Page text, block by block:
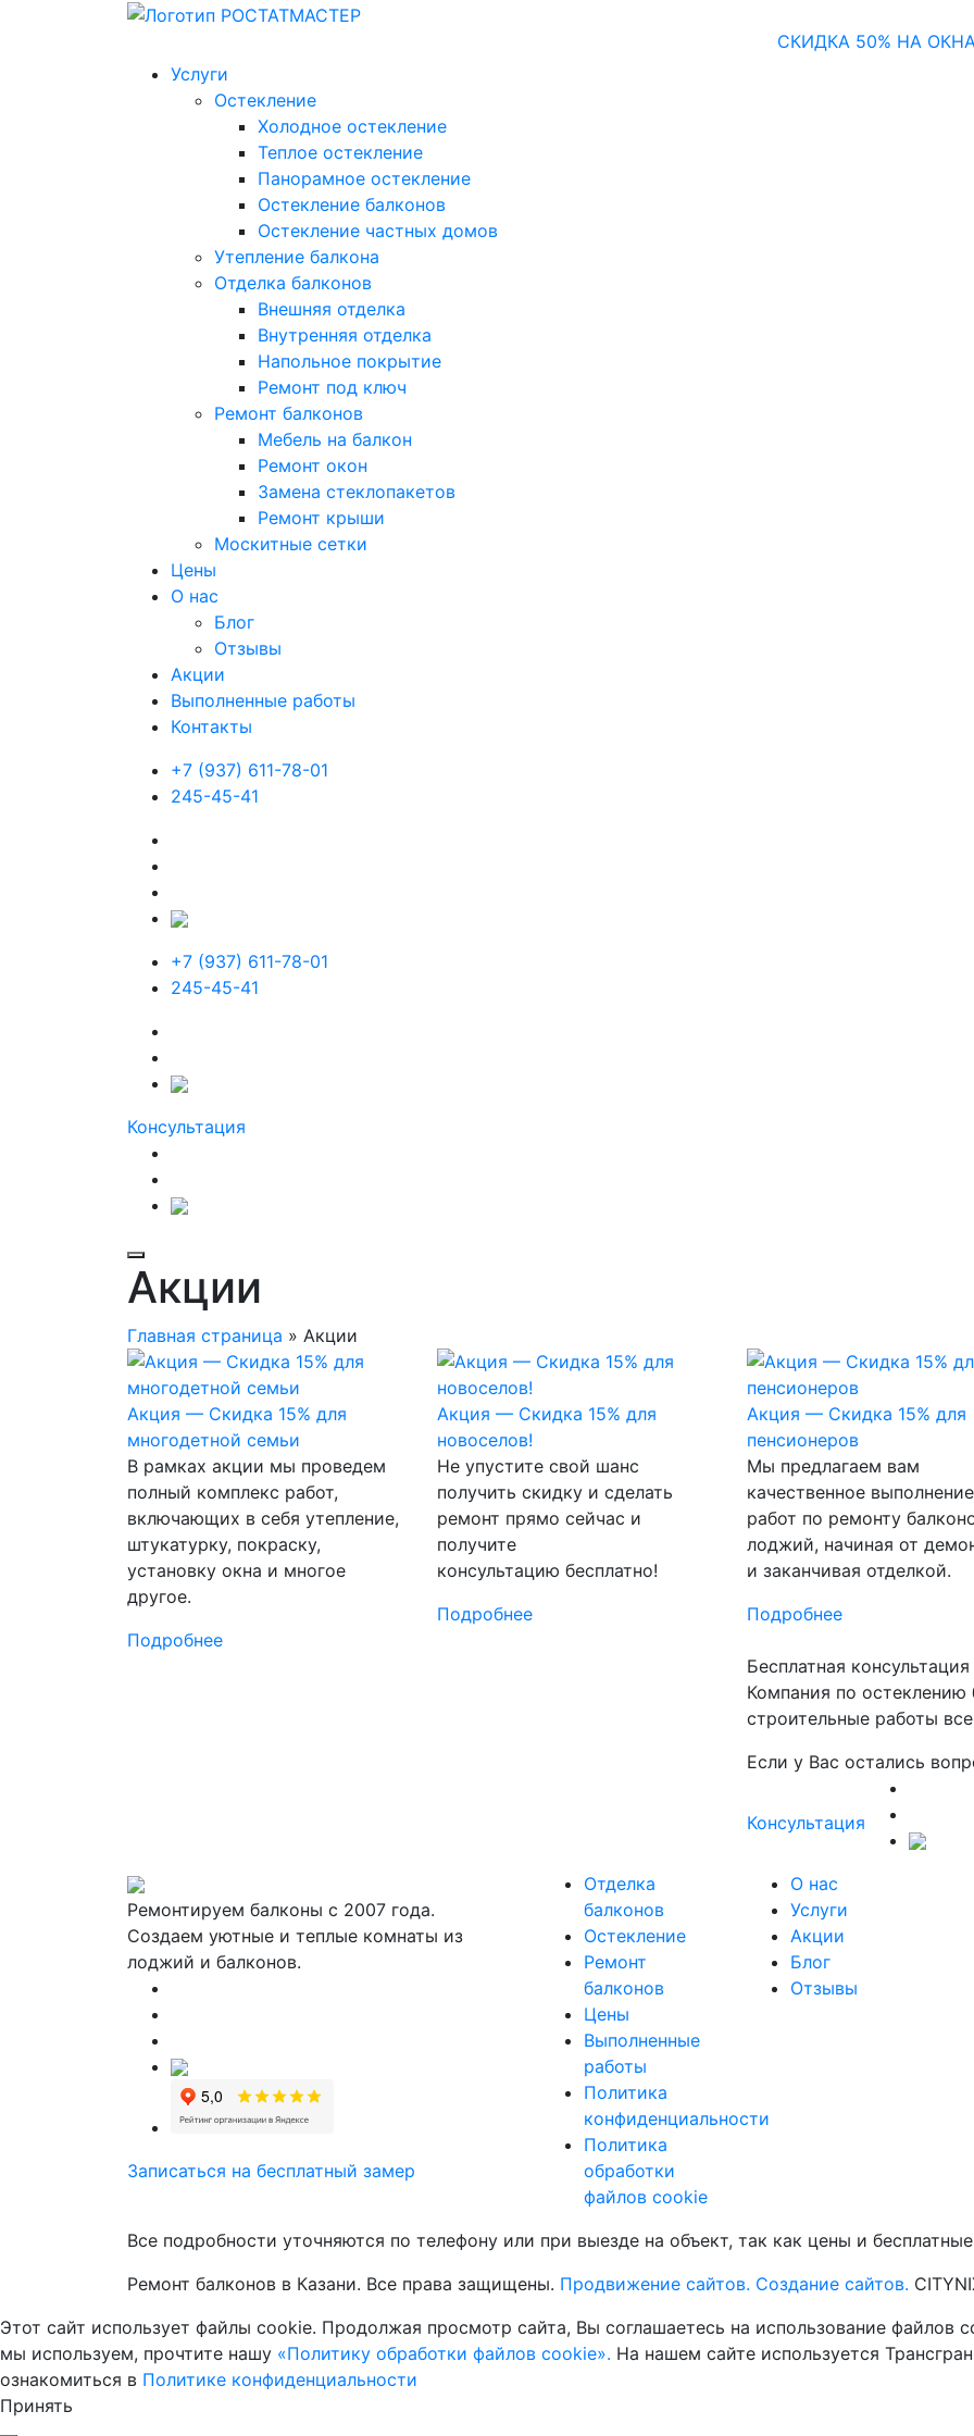
СКИДКА 50% НА ОКНА И
Услуги
Остекление
Холодное остекление
Теплое остекление
Панорамное остекление
Остекление балконов
Остекление частных домов
Утепление балкона
Отделка балконов
Внешняя отделка
Внутренняя отделка
Напольное покрытие
Ремонт под ключ
Ремонт балконов
Мебель на балкон
Ремонт окон
Замена стеклопакетов
Ремонт крыши
Москитные сетки
Цены
О нас
Блог
Отзывы
Акции
Выполненные работы
Контакты
+7 (937) 611-78-01
245-45-41
+7 (937) 611-78-01
245-45-41
Консультация
Акции
Главная страница » Акции
Акция — Скидка 15% для
многодетной семьи
В рамках акции мы проведем
полный комплекс работ,
включающих в себя утепление,
штукатурку, покраску,
установку окна и многое
другое.
Подробнее
Акция — Скидка 15% для
новоселов!
Не упустите свой шанс
получить скидку и сделать
ремонт прямо сейчас и
получите
консультацию бесплатно!
Подробнее
Акция — Скидка 15% для
пенсионеров
Мы предлагаем вам
качественное
работ по ремонту
лоджий, начиная от
и заканчивая отделкой.
Подробнее
Бесплатная
Компания по остеклению
строительные работы
Если у Вас остались
Консультация
Ремонтируем балконы с 2007 года.
Создаем уютные и теплые комнаты из
лоджий и балконов.
Записаться на бесплатный замер
Отделка
балконов
Остекление
Ремонт
балконов
Цены
Выполненные
работы
Политика
конфиденциальности
Политика
обработки
файлов cookie
О нас
Услуги
Акции
Блог
Отзывы
Все подробности уточняются по телефону или при выезде на объект, так как цены и
Ремонт балконов в Казани. Все права защищены. Продвижение сайтов. Создание сайтов.
Этот сайт использует файлы cookie. Продолжая просмотр сайта, Вы соглашаетесь на использование файлов
мы используем, прочтите нашу «Политику обработки файлов cookie». На нашем сайте используется
ознакомиться в Политике конфиденциальности
Принять